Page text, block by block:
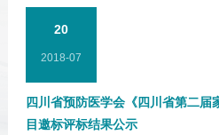
20
2018-07
四川省预防医学会《四川省第二届
目邀标评标结果公示